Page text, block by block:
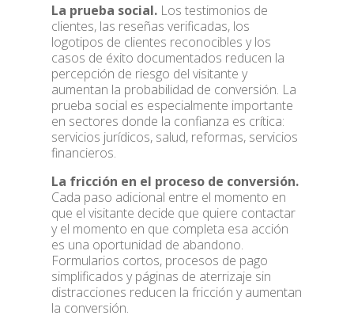
La prueba social.Los testimonios de
clientes, las reseñas verificadas, los
logotipos de clientes reconocibles y los
casos de éxito documentados reducen la
percepción de riesgo del visitante y
aumentan la probabilidad de conversión. La
prueba social es especialmente importante
en sectores donde la confianza es crítica:
servicios jurídicos, salud, reformas, servicios
financieros.
La fricción en el proceso de conversión.
Cada paso adicional entre el momento en
que el visitante decide que quiere contactar
y el momento en que completa esa acción
es una oportunidad de abandono.
Formularios cortos, procesos de pago
simplificados y páginas de aterrizaje sin
distracciones reducen la fricción y aumentan
la conversión.